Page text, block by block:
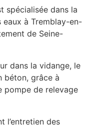
spécialisée dans la
à Tremblay-en-
de Seine-
dans la vidange, le
béton, grâce à
pompe de relevage
l’entretien des